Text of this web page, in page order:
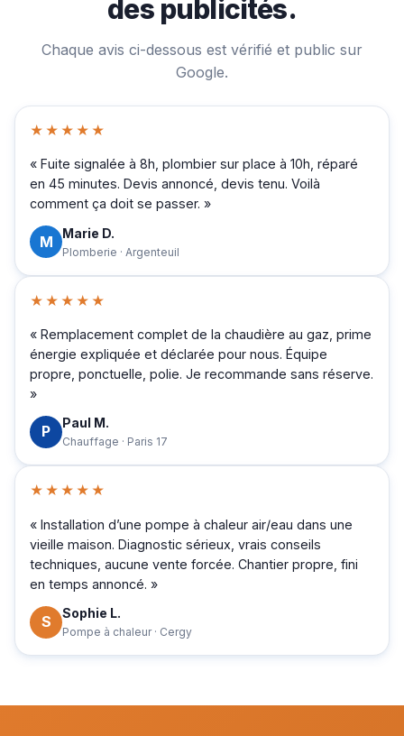
des publicités.
Chaque avis ci-dessous est vérifié et public sur
Google.
★★★★★
« Fuite signalée à 8h, plombier sur place à 10h, réparé
en 45 minutes. Devis annoncé, devis tenu. Voilà
comment ça doit se passer. »
M Marie D.
Plomberie · Argenteuil
★★★★★
« Remplacement complet de la chaudière au gaz, prime
énergie expliquée et déclarée pour nous. Équipe
propre, ponctuelle, polie. Je recommande sans réserve.
»
P Paul M.
Chauffage · Paris 17
★★★★★
« Installation d’une pompe à chaleur air/eau dans une
vieille maison. Diagnostic sérieux, vrais conseils
techniques, aucune vente forcée. Chantier propre, fini
en temps annoncé. »
S Sophie L.
Pompe à chaleur · Cergy